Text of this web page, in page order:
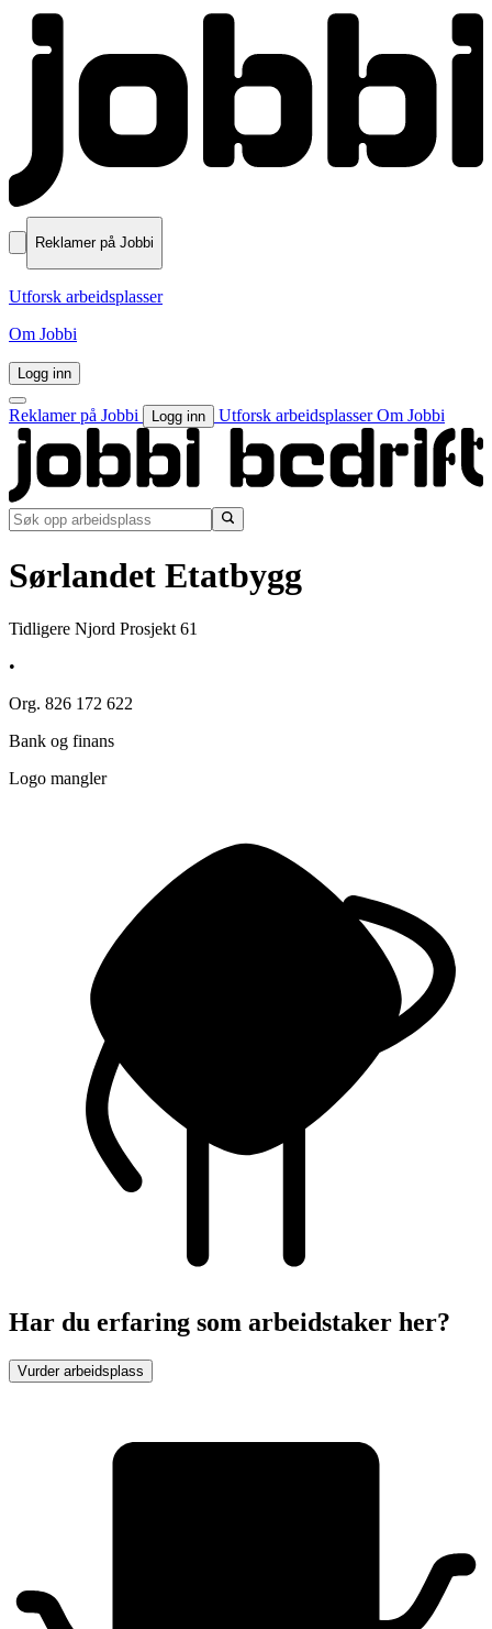
Reklamer på Jobbi
Utforsk arbeidsplasser
Om Jobbi
Logg inn
Reklamer på Jobbi Logg inn Utforsk arbeidsplasserOm Jobbi
Sørlandet Etatbygg
Tidligere Njord Prosjekt 61
•
Org. 826 172 622
Bank og finans
Logo mangler
Har du erfaring som arbeidstaker her?
Vurder arbeidsplass